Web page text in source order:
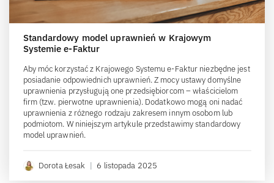
Standardowy model uprawnień w Krajowym
Systemie e-Faktur
Aby móc korzystać z Krajowego Systemu e-Faktur niezbędne jest
posiadanie odpowiednich uprawnień. Z mocy ustawy domyślne
uprawnienia przysługują one przedsiębiorcom – właścicielom
firm (tzw. pierwotne uprawnienia). Dodatkowo mogą oni nadać
uprawnienia z różnego rodzaju zakresem innym osobom lub
podmiotom. W niniejszym artykule przedstawimy standardowy
model uprawnień.
Dorota Łesak | 6 listopada 2025